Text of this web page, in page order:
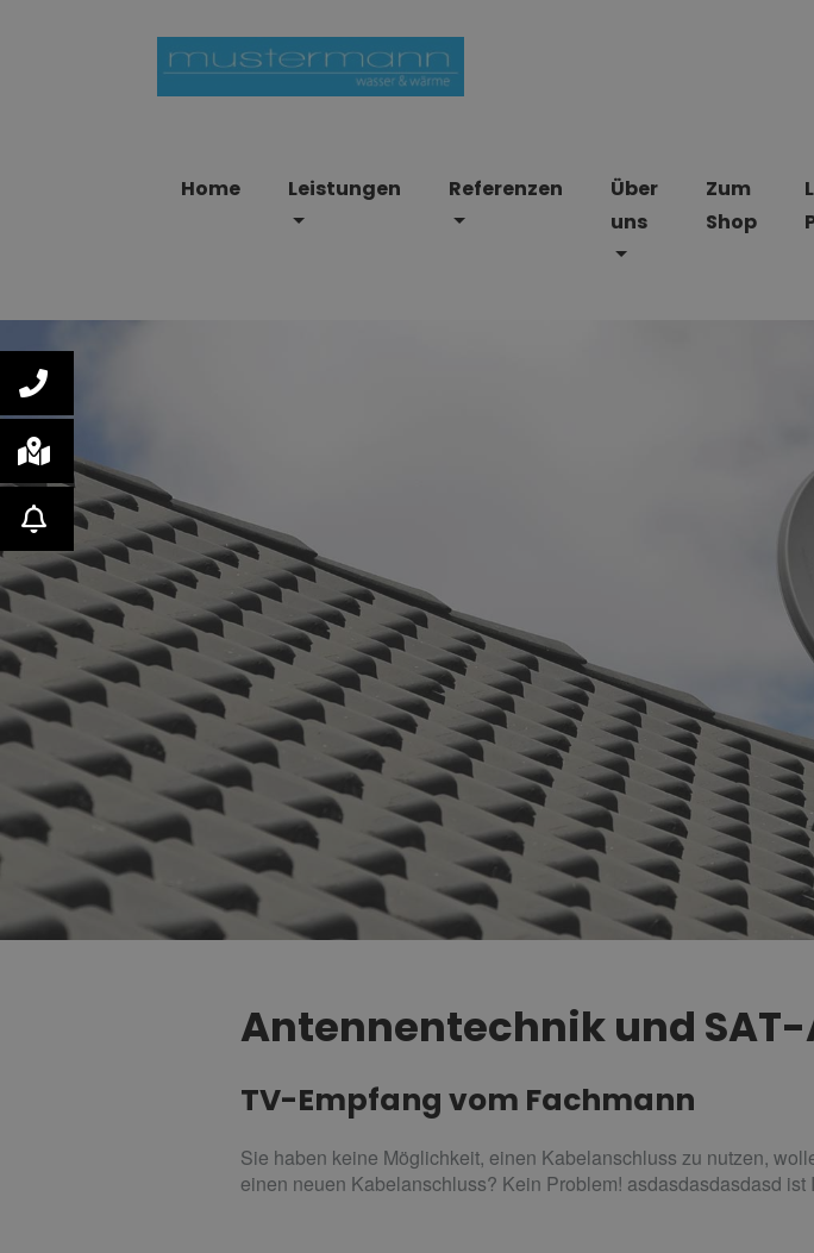
Home Leistungen Referenzen
Über
uns
Zum
Shop
Antennentechnik und
TV-Empfang vom Fachmann
Sie haben keine Möglichkeit, einen Kabelanschluss zu nutzen,
einen neuen Kabelanschluss? Kein Problem! asdasdasdasdasd